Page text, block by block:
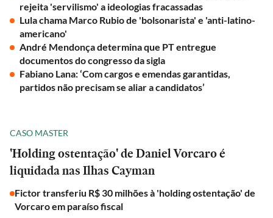
rejeita 'servilismo' a ideologias fracassadas
Lula chama Marco Rubio de 'bolsonarista' e 'anti-latino-
americano'
André Mendonça determina que PT entregue
documentos do congresso da sigla
Fabiano Lana: ‘Com cargos e emendas garantidas,
partidos não precisam se aliar a candidatos’
CASO MASTER
'Holding ostentação' de Daniel Vorcaro é
liquidada nas Ilhas Cayman
Fictor transferiu R$ 30 milhões à 'holding ostentação' de
Vorcaro em paraíso fiscal